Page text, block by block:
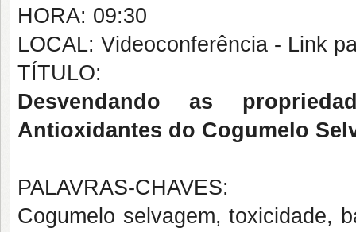
HORA: 09:30
LOCAL: Videoconferência - Link
TÍTULO:
Desvendando as
Antioxidantes do Cogumelo
PALAVRAS-CHAVES:
Cogumelo selvagem, toxicidade,